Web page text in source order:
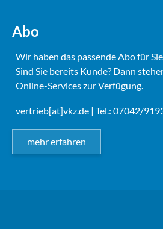
Abo
Wir haben das passende Abo für Sie.
Sind Sie bereits Kunde? Dann
Online-Services zur Verfügung.
vertrieb[at]vkz.de | Tel.: 07042/
mehr erfahren